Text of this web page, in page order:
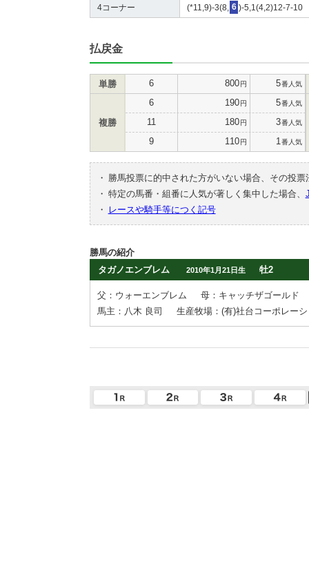
4コーナー (*11,9)-3(8, 6 )-5,1(4,2)12-7-10
払戻金
単勝 6 800円 5番人気
複勝
6 190円 5番人気
11 180円 3番人気
9 110円 1 番人気
・
勝馬投票に的中された方がいない場合、その投
・ 特定の馬番・組番に人気が著しく集中した場合、
・
レースや騎手等につく記号
勝馬の紹介
タガノエンブレム
2010年1月21日生 牡2
父：ウォーエンブレム
母：キャッチザゴールド
馬主：八木 良司
生産牧場：(有)社台コーポレー